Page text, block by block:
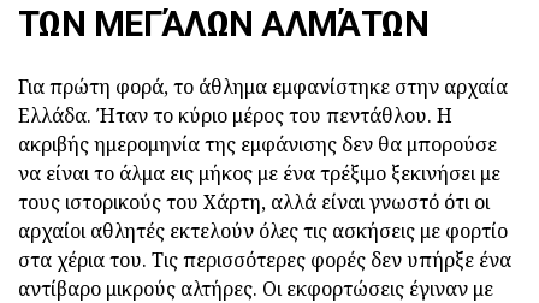
ΤΩΝ ΜΕΓΆΛΩΝ ΑΛΜΆΤΩΝ
Για πρώτη φορά, το άθλημα εμφανίστηκε στην αρχαία
Ελλάδα. Ήταν το κύριο μέρος του πεντάθλου. Η
ακριβής ημερομηνία της εμφάνισης δεν θα μπορούσε
να είναι το άλμα εις μήκος με ένα τρέξιμο ξεκινήσει με
τους ιστορικούς του Χάρτη, αλλά είναι γνωστό ότι οι
αρχαίοι αθλητές εκτελούν όλες τις ασκήσεις με φορτίο
στα χέρια του. Τις περισσότερες φορές δεν υπήρξε ένα
αντίβαρο μικρούς αλτήρες. Οι εκφορτώσεις έγιναν με